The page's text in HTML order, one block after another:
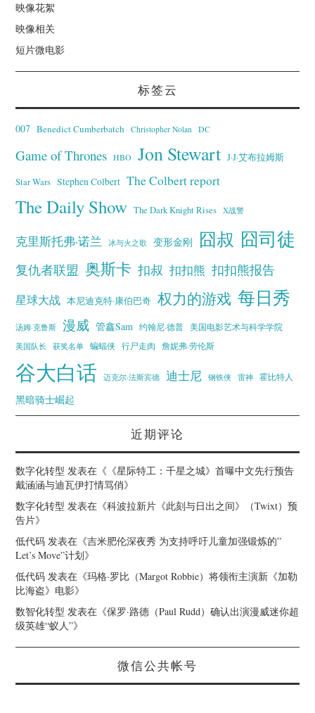
映像花絮
映像相关
短片微电影
标签云
007 Benedict Cumberbatch Christopher Nolan DC
Game of Thrones HBO Jon Stewart J·J·艾布拉姆斯
Star Wars Stephen Colbert The Colbert report
The Daily Show The Dark Knight Rises X战警
克里斯托弗·诺兰 冰与火之歌 变形金刚 囧叔 囧司徒
复仇者联盟 奥斯卡 扣叔 扣扣熊 扣扣熊报告
星球大战 本尼迪克特·康伯巴奇 权力的游戏 每日秀
汤姆·克鲁斯 漫威 管鑫Sam 约翰尼·德普
美国电影艺术与科学学院
美国队长
获奖名单 蝙蝠侠 行尸走肉 詹妮弗·劳伦斯
谷大白话 迈克尔·法斯宾德 迪士尼 钢铁侠 雷神 霍比特人
黑暗骑士崛起
近期评论
数字化转型 发表在《 《星际特工：千星之城》首曝中文先行预告
戴涵涵与迪瓦伊打情骂俏》
数字化转型 发表在《科波拉新片《此刻与日出之间》（Twixt）预
告片》
低代码 发表在《吉米肥伦深夜秀 为支持呼吁儿童加强锻炼的”
Let’s Move”计划》
低代码 发表在《玛格·罗比（Margot Robbie）将领衔主演新《加勒
比海盗》电影》
数智化转型 发表在《保罗·路德（Paul Rudd）确认出演漫威迷你超
级英雄“蚁人”》
微信公共帐号